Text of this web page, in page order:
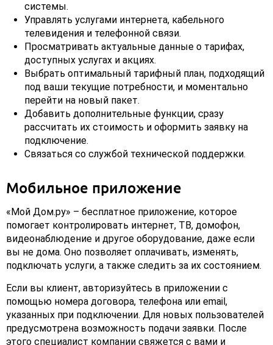
системы.
Управлять услугами интернета, кабельного
телевидения и телефонной связи.
Просматривать актуальные данные о тарифах,
доступных услугах и акциях.
Выбрать оптимальный тарифный план, подходящий
под ваши текущие потребности, и моментально
перейти на новый пакет.
Добавить дополнительные функции, сразу
рассчитать их стоимость и оформить заявку на
подключение.
Связаться со службой технической поддержки.
Мобильное приложение
«Мой Дом.ру» – бесплатное приложение, которое
помогает контролировать интернет, ТВ, домофон,
видеонаблюдение и другое оборудование, даже если
вы не дома. Оно позволяет оплачивать, изменять,
подключать услуги, а также следить за их состоянием.
Если вы клиент, авторизуйтесь в приложении с
помощью номера договора, телефона или email,
указанных при подключении. Для новых пользователей
предусмотрена возможность подачи заявки. После
этого специалист компании свяжется с вами и